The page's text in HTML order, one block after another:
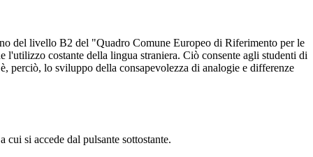
del livello B2 del "Quadro Comune Europeo di Riferimento per le
costante della lingua straniera. Ciò consente agli studenti di
perciò, lo sviluppo della consapevolezza di analogie e differenze
si accede dal pulsante sottostante.